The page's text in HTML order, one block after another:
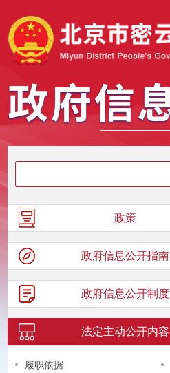
政策
政府信息公开指南
政府信息公开制度
法定主动公开内容
履职依据